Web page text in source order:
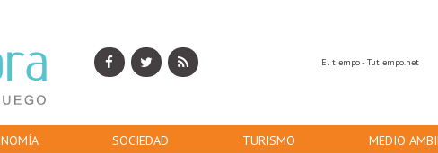
El tiempo - Tutiempo.net
SOCIEDAD TURISMO MEDIO